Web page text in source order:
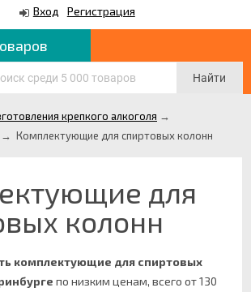
Вход Регистрация
Найти
крепкого алкоголя →
→ Комплектующие для спиртовых колонн
для
колонн
комплектующие для спиртовых
по низким ценам, всего от 130